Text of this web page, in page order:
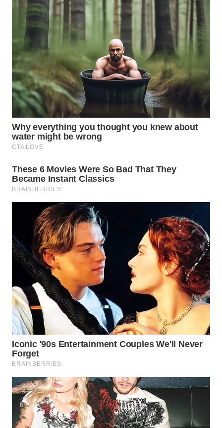
WN
INDRAMAYU
KUNINGAN
WN
MAJALENGKA
WN
SUBANG
SUKABUMI
WN
PURWAKARTA
WN
PRIANGAN
TIMUR
WN
SEMARANG
WN
SOLO
WN
BOROBUDUR
WN
MADURA
WN